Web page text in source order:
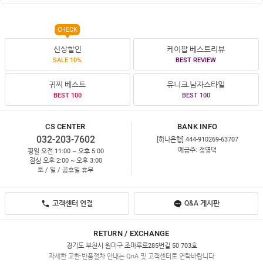
신상할인
SALE 10%
CHECK
케이팝 베스트리뷰
BEST REVIEW
귀찌 베스트
BEST 100
유니크.남자스타일
BEST 100
CS CENTER
032-203-7602
평일 오전 11:00 ~ 오후 5:00
점심 오후 2:00 ~ 오후 3:00
토 / 일 / 공휴일 휴무
BANK INFO
[하나은행] 444-910269-63707
예금주: 정영덕
고객센터 연결 Q&A 게시판
RETURN / EXCHANGE
경기도 부천시 원미구 조마루로285번길 50 703호
자세한 교환·반품절차 안내는 QnA 및 고객센터로 연락바랍니다